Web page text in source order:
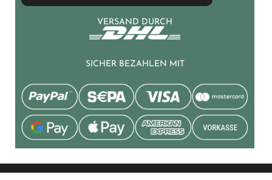
VERSAND DURCH
SICHER BEZAHLEN MIT